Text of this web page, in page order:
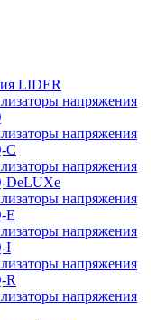
LIDER
напряжения
напряжения
C
напряжения
DeLUXe
напряжения
E
напряжения
I
напряжения
R
напряжения